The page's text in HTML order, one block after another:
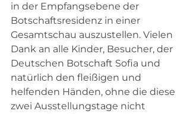
in der Empfangsebene der
Botschaftsresidenz in einer
Gesamtschau auszustellen. Vielen
Dank an alle Kinder, Besucher, der
Deutschen Botschaft Sofia und
natürlich den fleißigen und
helfenden Händen, ohne die diese
zwei Ausstellungstage nicht